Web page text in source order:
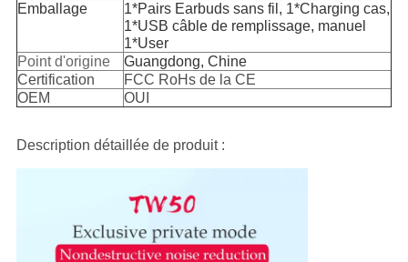
Emballage
1*Pairs Earbuds sans fil, 1*Charging cas,
1*USB câble de remplissage, manuel
1*User
Point d'origine
Guangdong, Chine
Certification
FCC RoHs de la CE
OEM
OUI
Description détaillée de produit :